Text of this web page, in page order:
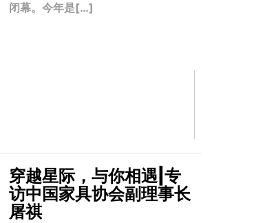
闭幕。今年是[…]
穿越星际，与你相遇|专
访中国家具协会副理事长
屠祺